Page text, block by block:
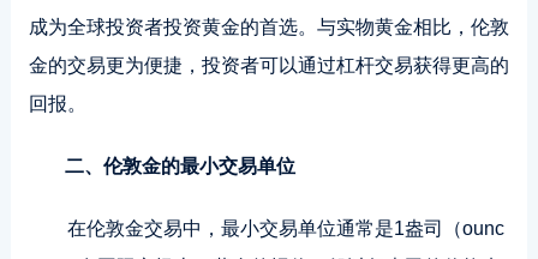
成为全球投资者投资黄金的首选。与实物黄金相比，伦敦
金的交易更为便捷，投资者可以通过杠杆交易获得更高的
回报。
二、伦敦金的最小交易单位
在伦敦金交易中，最小交易单位通常是1盎司（ounc